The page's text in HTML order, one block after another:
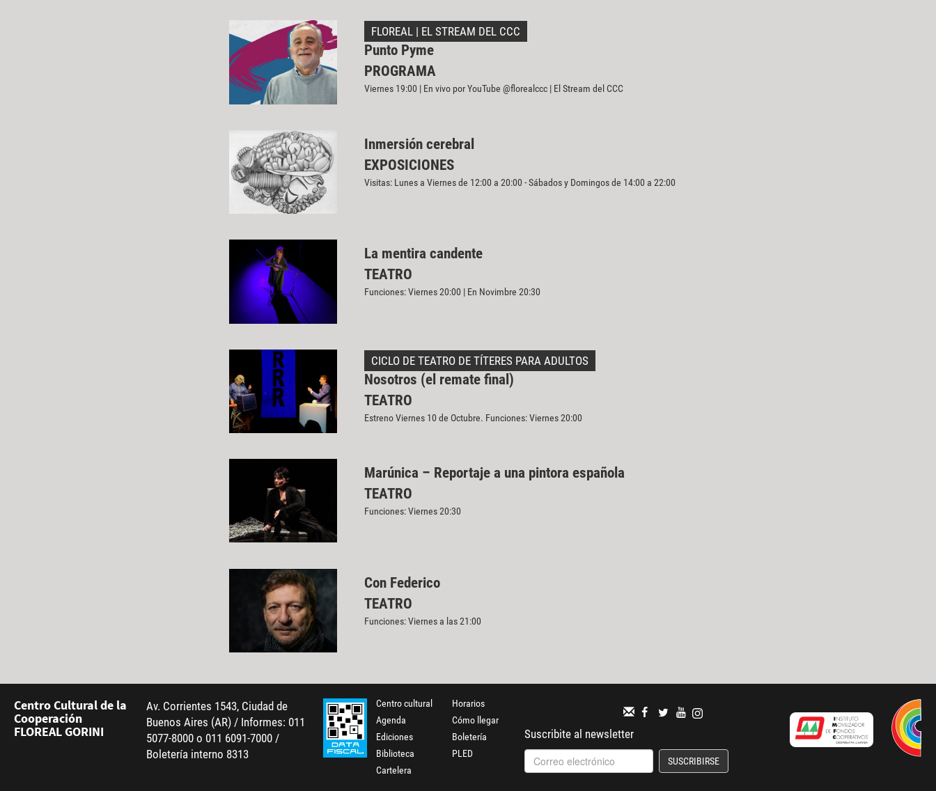
FLOREAL | EL STREAM DEL CCC
Punto Pyme
PROGRAMA
Viernes 19:00 | En vivo por YouTube @florealccc | El Stream del CCC
Inmersión cerebral
EXPOSICIONES
Visitas: Lunes a Viernes de 12:00 a 20:00 - Sábados y Domingos de 14:00 a 22:00
La mentira candente
TEATRO
Funciones: Viernes 20:00 | En Novimbre 20:30
CICLO DE TEATRO DE TÍTERES PARA ADULTOS
Nosotros (el remate final)
TEATRO
Estreno Viernes 10 de Octubre. Funciones: Viernes 20:00
Marúnica – Reportaje a una pintora española
TEATRO
Funciones: Viernes 20:30
Con Federico
TEATRO
Funciones: Viernes a las 21:00
Centro Cultural de la
Cooperación
FLOREAL GORINI
Av. Corrientes 1543, Ciudad de
Buenos Aires (AR) / Informes: 011
5077-8000 o 011 6091-7000 /
Boletería interno 8313
Centro cultural
Agenda
Ediciones
Biblioteca
Cartelera
Horarios
Cómo llegar
Boletería
PLED
Suscribite al newsletter
SUSCRIBIRSE